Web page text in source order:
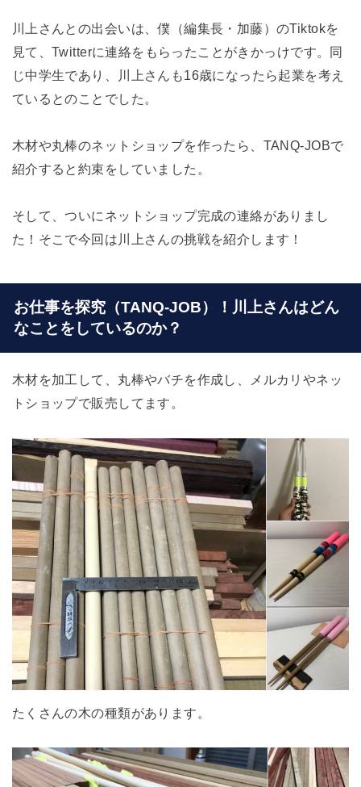
川上さんとの出会いは、僕（編集長・加藤）のTiktokを
見て、Twitterに連絡をもらったことがきかっけです。同
じ中学生であり、川上さんも16歳になったら起業を考え
ているとのことでした。
木材や丸棒のネットショップを作ったら、TANQ-JOBで
紹介すると約束をしていました。
そして、ついにネットショップ完成の連絡がありまし
た！そこで今回は川上さんの挑戦を紹介します！
お仕事を探究（TANQ-JOB）！川上さんはどん
なことをしているのか？
木材を加工して、丸棒やバチを作成し、メルカリやネッ
トショップで販売してます。
たくさんの木の種類があります。